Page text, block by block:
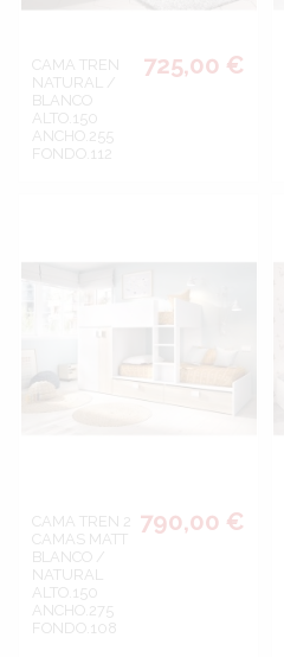
CAMA TREN
NATURAL /
BLANCO
ALTO.150
ANCHO.255
FONDO.112
725,00 €
CAMA TREN 2
CAMAS MATT
BLANCO /
NATURAL
ALTO.150
ANCHO.275
FONDO.108
790,00 €